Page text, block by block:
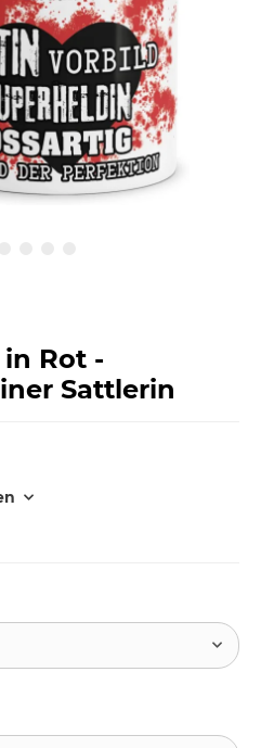
in Rot -
Sattlerin